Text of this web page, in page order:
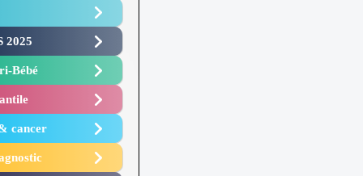
2025
Bébé
cancer